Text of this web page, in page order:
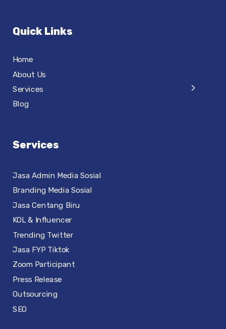
Quick Links
Home
About Us
Services
Blog
Services
Jasa Admin Media Sosial
Branding Media Sosial
Jasa Centang Biru
KOL & Influencer
Trending Twitter
Jasa FYP Tiktok
Zoom Participant
Press Release
Outsourcing
SEO